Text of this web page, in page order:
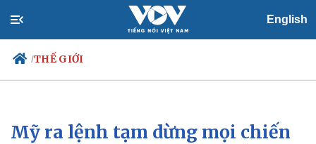
English
/THẾ GIỚI
Chính trị
Xã hội
Mỹ ra lệnh tạm dừng mọi chiến